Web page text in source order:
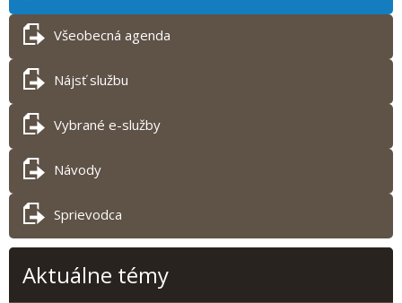
Všeobecná agenda
Nájsť službu
Vybrané e-služby
Návody
Sprievodca
Aktuálne témy